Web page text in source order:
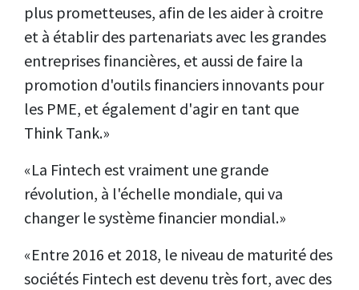
plus prometteuses, afin de les aider à croitre
et à établir des partenariats avec les grandes
entreprises financières, et aussi de faire la
promotion d'outils financiers innovants pour
les PME, et également d'agir en tant que
Think Tank.»
«La Fintech est vraiment une grande
révolution, à l'échelle mondiale, qui va
changer le système financier mondial.»
«Entre 2016 et 2018, le niveau de maturité des
sociétés Fintech est devenu très fort, avec des